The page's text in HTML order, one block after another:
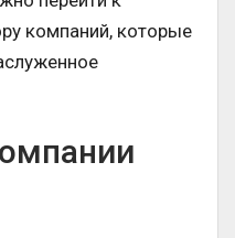
компаний, которые